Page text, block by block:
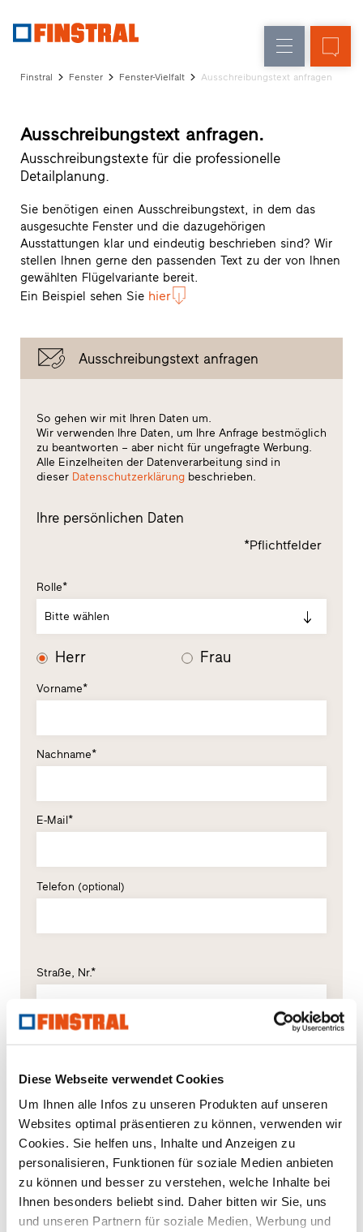
Diese Webseite verwendet Cookies
Um Ihnen alle Infos zu unseren Produkten auf unseren
Websites optimal präsentieren zu können, verwenden wir
Cookies. Sie helfen uns, Inhalte und Anzeigen zu
personalisieren, Funktionen für soziale Medien anbieten
zu können und besser zu verstehen, welche Inhalte bei
Ihnen besonders beliebt sind. Daher bitten wir Sie, uns
und unseren Partnern für soziale Medien, Werbung und
Glaswände
Partner-
Programm
Händlersuche
Finstral Fenster Fenster-Vielfalt Ausschreibungstext anfragen
Ausschreibungstext anfragen.
Ausschreibungstexte für die professionelle
Detailplanung.
Sie benötigen einen Ausschreibungstext, in dem das
ausgesuchte Fenster und die dazugehörigen
Ausstattungen klar und eindeutig beschrieben sind? Wir
stellen Ihnen gerne den passenden Text zu der von Ihnen
gewählten Flügelvariante bereit.
Ein Beispiel sehen Sie hier
Ausschreibungstext anfragen
So gehen wir mit Ihren Daten um.
Wir verwenden Ihre Daten, um Ihre Anfrage bestmöglich
zu beantworten – aber nicht für ungefragte Werbung.
Alle Einzelheiten der Datenverarbeitung sind in
dieser Datenschutzerklärungbeschrieben.
Ihre persönlichen Daten
*Pflichtfelder
Rolle*
Bitte wählen
Herr Frau
Vorname*
Nachname*
E-Mail*
Telefon (optional)
Straße, Nr.*
Land*
Bitte wählen
Ihre ausgewählte Flügelvariante